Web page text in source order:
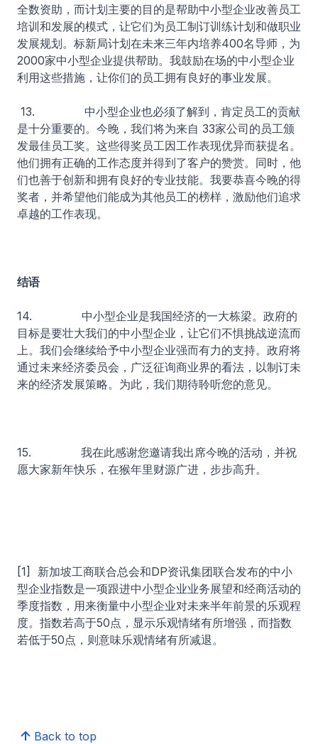
全数资助，而计划主要的目的是帮助中小型企业改善员工
培训和发展的模式，让它们为员工制订训练计划和做职业
发展规划。标新局计划在未来三年内培养400名导师，为
2000家中小型企业提供帮助。我鼓励在场的中小型企业
利用这些措施，让你们的员工拥有良好的事业发展。
13. 中小型企业也必须了解到，肯定员工的贡献
是十分重要的。今晚，我们将为来自 33家公司的员工颁
发最佳员工奖。这些得奖员工因工作表现优异而获提名。
他们拥有正确的工作态度并得到了客户的赞赏。同时，他
们也善于创新和拥有良好的专业技能。我要恭喜今晚的得
奖者，并希望他们能成为其他员工的榜样，激励他们追求
卓越的工作表现。
结语
14. 中小型企业是我国经济的一大栋梁。政府的
目标是要壮大我们的中小型企业，让它们不惧挑战逆流而
上。我们会继续给予中小型企业强而有力的支持。政府将
通过未来经济委员会，广泛征询商业界的看法，以制订未
来的经济发展策略。为此，我们期待聆听您的意见。
15. 我在此感谢您邀请我出席今晚的活动，并祝
愿大家新年快乐，在猴年里财源广进，步步高升。
[1] 新加坡工商联合总会和DP资讯集团联合发布的中小
型企业指数是一项跟进中小型企业业务展望和经商活动的
季度指数，用来衡量中小型企业对未来半年前景的乐观程
度。指数若高于50点，显示乐观情绪有所增强，而指数
若低于50点，则意味乐观情绪有所减退。​
Back to top